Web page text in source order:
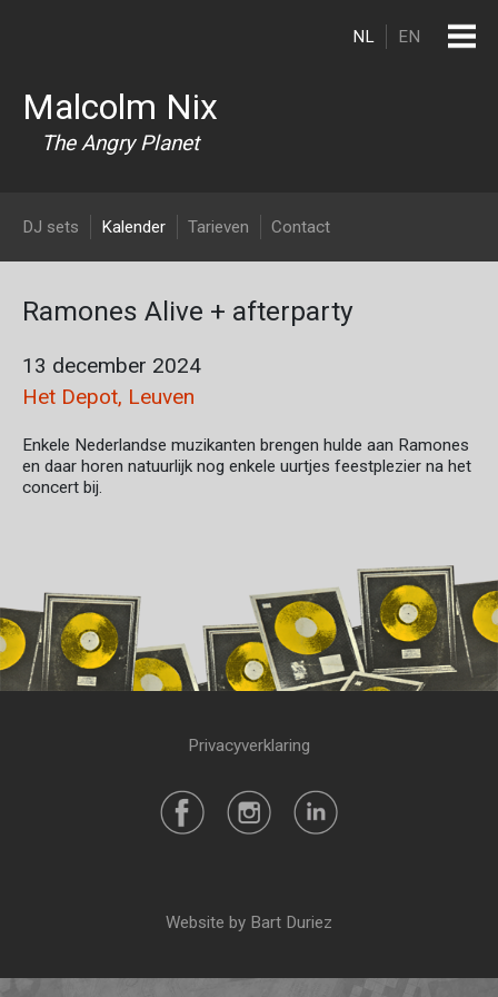
Malcolm Nix
The Angry Planet
NL EN
DJ Malcolm Nix
DJ sets Kalender Tarieven Contact
Ramones Alive + afterparty
13 december 2024
Het Depot, Leuven
Enkele Nederlandse muzikanten brengen hulde aan Ramones
en daar horen natuurlijk nog enkele uurtjes feestplezier na het
concert bij.
Privacyverklaring
Website by Bart Duriez